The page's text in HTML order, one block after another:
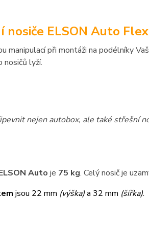
ELSON Auto
manipulací při montáži na podélníky
nosičů lyží.
nejen autobox, ale také střešní
Auto je 75 kg. Celý nosič je
jsou 22 mm (výška)a 32 mm (šířka).